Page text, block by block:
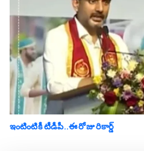
ఇంటింటికీ టీడీపీ..ఈ రోజు రికార్డ్